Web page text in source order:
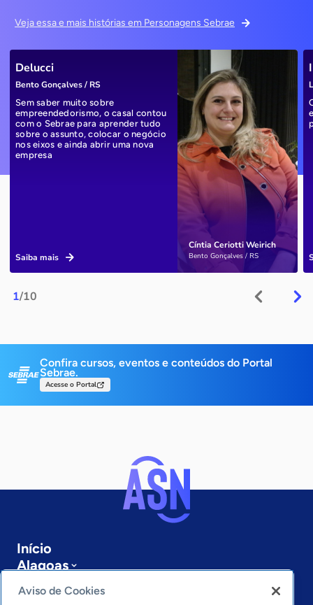
Veja essa e mais histórias em Personagens Sebrae
1/10
Cíntia Ceriotti Weirich
Bento Gonçalves / RS
Delucci
Bento Gonçalves / RS
Sem saber muito sobre
empreendedorismo, o casal contou
com o Sebrae para aprender tudo
sobre o assunto, colocar o negócio
nos eixos e ainda abrir uma nova
empresa
Saiba mais
Confira cursos, eventos e conteúdos do Portal
Sebrae.
Acesse o Portal
Início
Alagoas
Sobre a ASN
Últimas notícias
Aviso de Cookies